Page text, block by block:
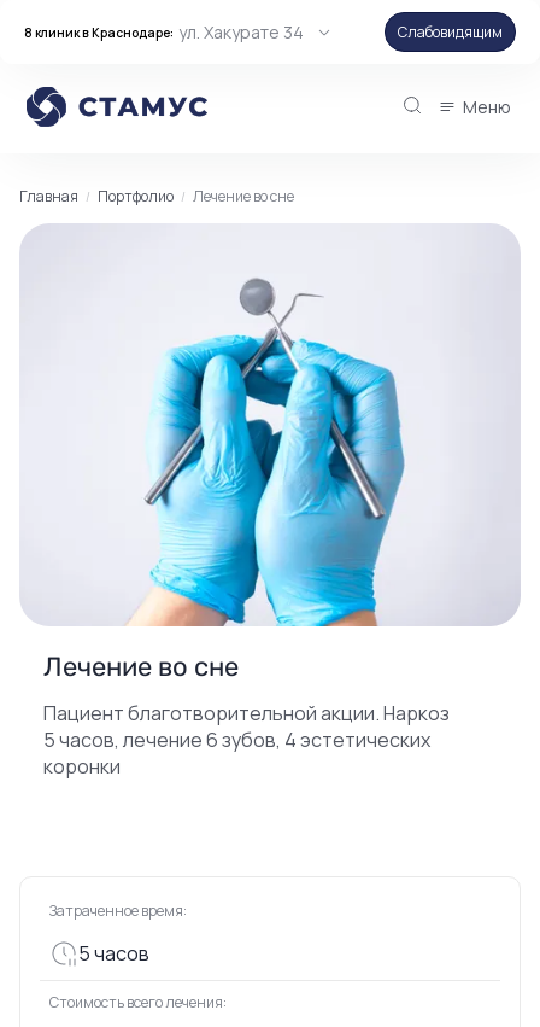
8 клиник в Краснодаре: ул. Хакурате 34 Слабовидящим
Меню
Главная Портфолио Лечение во сне
Лечение во сне
Пациент благотворительной акции. Наркоз
5 часов, лечение 6 зубов, 4 эстетических
коронки
Затраченное время:
5 часов
Стоимость всего лечения: